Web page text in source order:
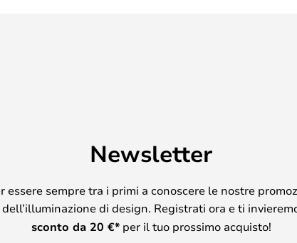
Newsletter
essere sempre tra i primi a conoscere le nostre
di design. Registrati ora e ti
sconto da 20 €*per il tuo prossimo acquisto!